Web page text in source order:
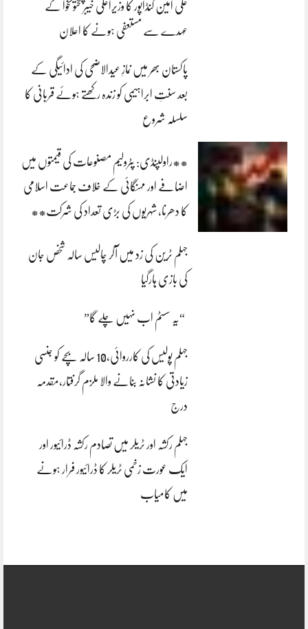
علی امین گنڈاپور کا وزیراعلیٰ خیبرپختونخوا کے
عہدے سے مستعفی ہونے کا اعلان
پاکستان بھر میں نمازِ عیدالاضحی کی ادائیگی کے
بعد سنتِ ابراہیمی کو زندہ رکھتے ہوئے قربانی کا
سلسلہ شروع
**راولپنڈی: پٹرولیم مصنوعات کی قیمتوں میں
اضافے اور مہنگائی کے خلاف جماعت اسلامی
کا دھرنا، شہریوں کی بڑی تعداد کی شرکت**
جہلم ٹرین کی زد میں آکر چالیس سالہ شخص جان
کی بازی ہارگیا
“یہ سسٹم اب نہیں چلے گا”
جہلم پولیس کی کارروائی،10 سالہ بچے کو جنسی
زیادتی کا نشانہ بنانے والا ملزم گرفتار،مقدمہ
درج
جہلم رکشہ اور ٹریلر میں تصادم رکشہ ڈرائیور اور
ایک عورت زخمی ٹریلر کا ڈرائیور فرار ہونے
میں کامیاب